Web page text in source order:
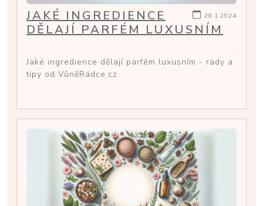
28.1.2024
JAKÉ INGREDIENCE
DĚLAJÍ PARFÉM LUXUSNÍM
Jaké ingredience dělají parfém luxusním - rady a
tipy od VůněRádce.cz